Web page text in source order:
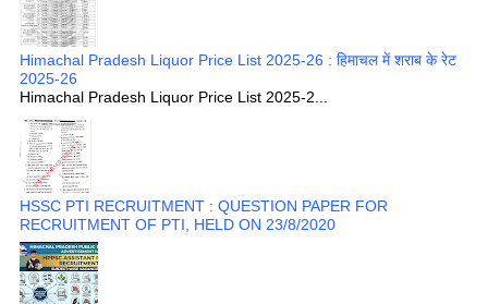
Himachal Pradesh Liquor Price List 2025-26 : हिमाचल में शराब के रेट
2025-26
Himachal Pradesh Liquor Price List 2025-2...
HSSC PTI RECRUITMENT : QUESTION PAPER FOR
RECRUITMENT OF PTI, HELD ON 23/8/2020